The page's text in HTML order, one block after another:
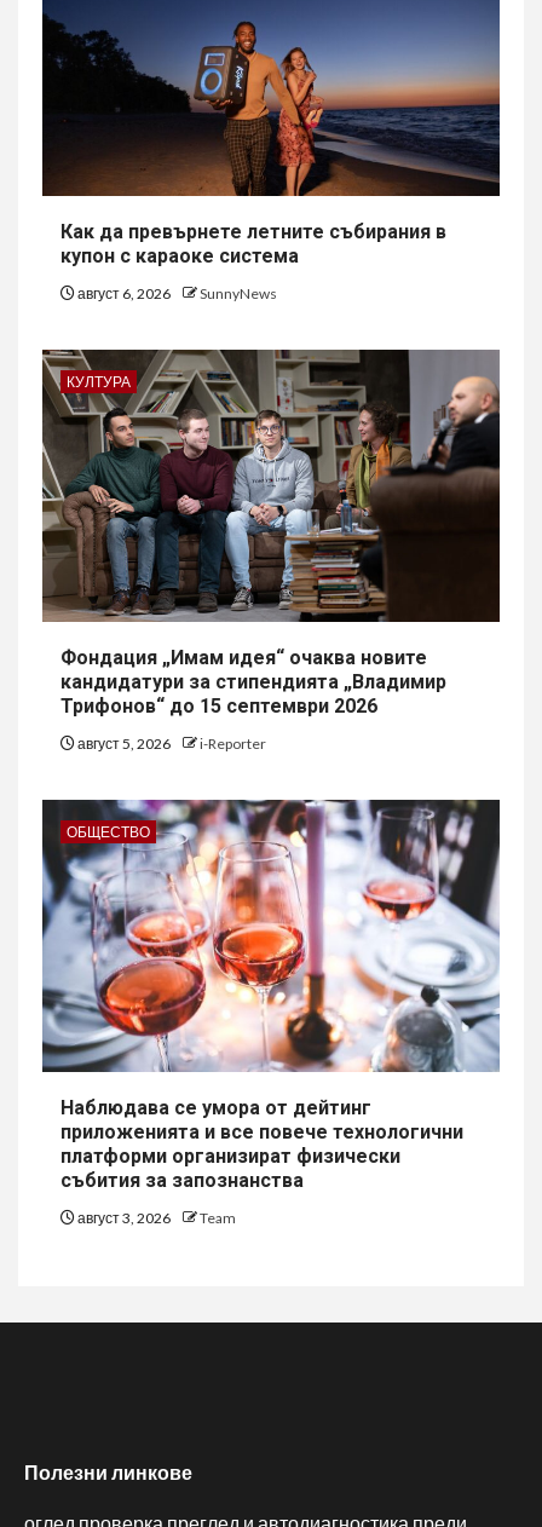
Как да превърнете летните събирания в
купон с караоке система
август 6, 2026 SunnyNews
КУЛТУРА
Фондация „Имам идея“ очаква новите
кандидатури за стипендията „Владимир
Трифонов“ до 15 септември 2026
август 5, 2026 i-Reporter
ОБЩЕСТВО
Наблюдава се умора от дейтинг
приложенията и все повече технологични
платформи организират физически
събития за запознанства
август 3, 2026 Team
Полезни линкове